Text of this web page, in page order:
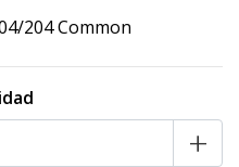
204 Common
+